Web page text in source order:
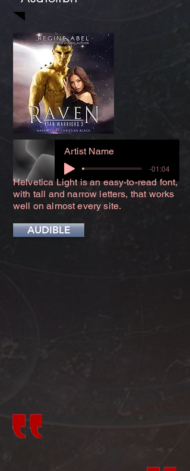
Artist Name
-01:04
Helvetica Light is an easy-to-read font,
with tall and narrow letters, that works
well on almost every site.
AUDIBLE